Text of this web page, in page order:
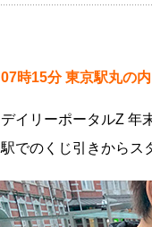
07時15分 東京駅丸の内
デイリーポータルZ 年
駅でのくじ引きからス